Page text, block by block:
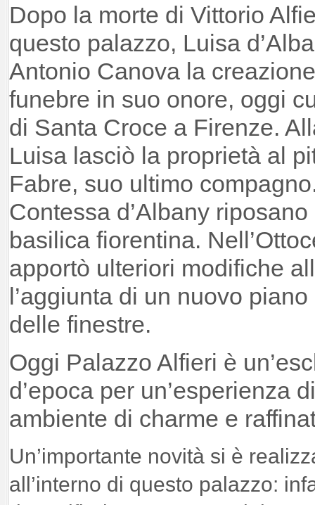
Dopo la morte di Vittorio
questo palazzo, Luisa
Antonio Canova la
funebre in suo onore, oggi
di Santa Croce a Firenze.
Luisa lasciò la proprietà al
Fabre, suo ultimo
Contessa d’Albany
basilica fiorentina.
apportò ulteriori modifiche
l’aggiunta di un nuovo
delle finestre.
Oggi Palazzo Alfieri è
d’epoca per un’esperienza
ambiente di charme e
Un’importante novità si è
all’interno di questo palazzo: